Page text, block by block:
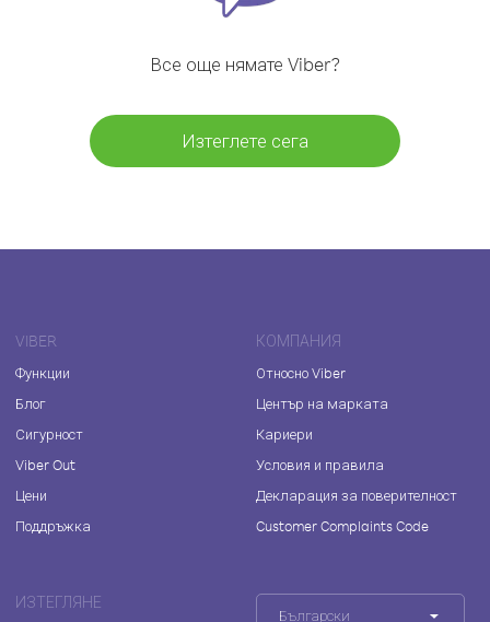
Все още нямате Viber?
Изтеглете сега
VIBER
Функции
Блог
Сигурност
Viber Out
Цени
Поддръжка
КОМПАНИЯ
Относно Viber
Център на марката
Кариери
Условия и правила
Декларация за поверителност
Customer Complaints Code
ИЗТЕГЛЯНЕ
Български